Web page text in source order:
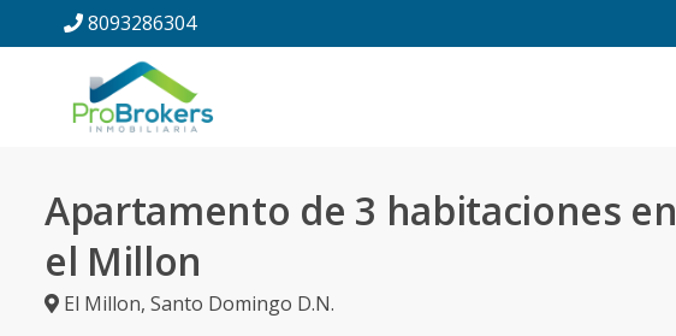
8093286304
Apartamento de 3 habitaciones en
el Millon
El Millon, Santo Domingo D.N.